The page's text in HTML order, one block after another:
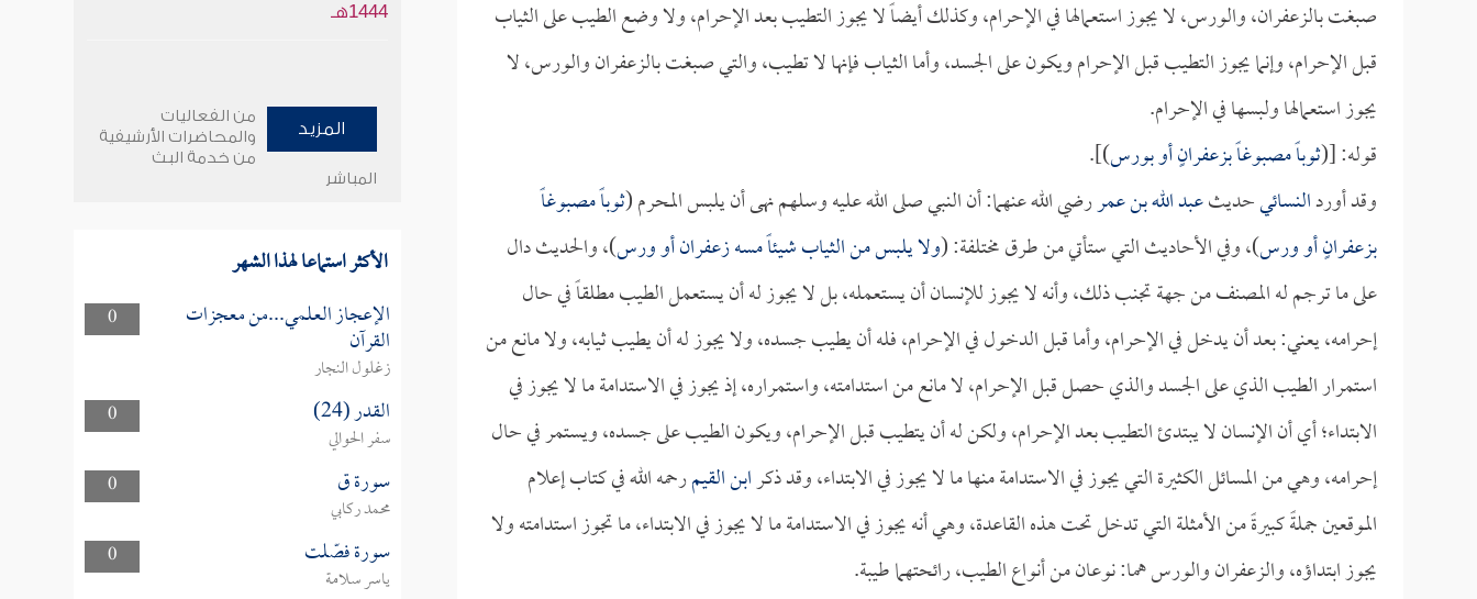
صبغت بالزعفران، والورس، لا يجوز استعمالها في الإحرام، وكذلك أيضاً لا يجوز التطيب بعد الإحرام، ولا وضع الطيب على الثياب
قبل الإحرام، وإنما يجوز التطيب قبل الإحرام ويكون على الجسد، وأما الثياب فإنها لا تطيب، والتي صبغت بالزعفران والورس، لا
يجوز استعمالها ولبسها في الإحرام.
قوله: [(ثوباً مصبوغاً بزعفرانٍ أو بورس)].
وقد أوردالنسائيحديثعبد الله بن عمررضي الله عنهما: أن النبي صلى الله عليه وسلهم نهى أن يلبس المحرم (ثوباً مصبوغاً
بزعفرانٍ أو ورس)، وفي الأحاديث التي ستأتي من طرق مختلفة: (ولا يلبس من الثياب شيئاً مسه زعفران أو ورس)، والحديث دال
على ما ترجم له المصنف من جهة تجنب ذلك، وأنه لا يجوز للإنسان أن يستعمله، بل لا يجوز له أن يستعمل الطيب مطلقاً في حال
إحرامه، يعني: بعد أن يدخل في الإحرام، وأما قبل الدخول في الإحرام، فله أن يطيب جسده، ولا يجوز له أن يطيب ثيابه، ولا مانع من
استمرار الطيب الذي على الجسد والذي حصل قبل الإحرام، لا مانع من استدامته، واستمراره، إذ يجوز في الاستدامة ما لا يجوز في
الابتداء؛ أي أن الإنسان لا يبتدئ التطيب بعد الإحرام، ولكن له أن يتطيب قبل الإحرام، ويكون الطيب على جسده، ويستمر في حال
إحرامه، وهي من المسائل الكثيرة التي يجوز في الاستدامة منها ما لا يجوز في الابتداء، وقد ذكرابن القيمرحمه الله في كتاب إعلام
الموقعين جملةً كبيرةً من الأمثلة التي تدخل تحت هذه القاعدة، وهي أنه يجوز في الاستدامة ما لا يجوز في الابتداء، ما تجوز استدامته ولا
يجوز ابتداؤه، والزعفران والورس هما: نوعان من أنواع الطيب، رائحتهما طيبة.
1444هـ
المزيد
من الفعاليات
والمحاضرات الأرشيفية
من خدمة البث
المباشر
الأكثر استماعا لهذا الشهر
0 الإعجاز العلمي...من معجزات
القرآن
زغلول النجار
0
القدر (24)
سفر الحوالي
0
سورة ق
محمد ركابي
0
سورة فصّلت
ياسر سلامة